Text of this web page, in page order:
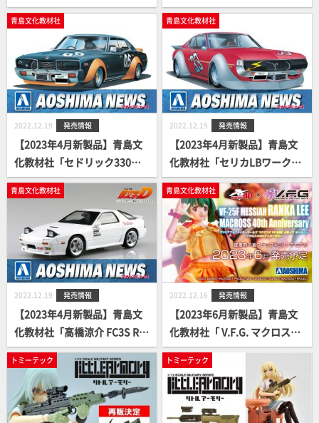
152H-0」
リコプター OH-1 & トーイン
グトラクターセット」
青島文化教材社
2022.12.19 発売情報
【2023年4月新製品】青島文
化教材社「セドリック330ワ
ークス」
青島文化教材社
2022.12.19 発売情報
【2023年4月新製品】青島文
化教材社「セリカLBワーク
ス」
青島文化教材社
2022.12.19 発売情報
【2023年4月新製品】青島文
化教材社「高橋涼介 FC3S RX-
7 第5巻 秋名対決仕様」
青島文化教材社
2022.12.16 発売情報
【2023年6月新製品】青島文
化教材社「 V.F.G. マクロスF V
F-25F メサイア ランカ・リー
マクロス40thアニバーサリ
ー」
トミーテック トミーテック